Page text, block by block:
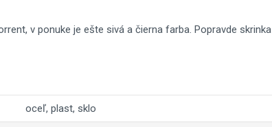
v ponuke je ešte sivá a čierna farba. Popravde skrinka
oceľ, plast, sklo